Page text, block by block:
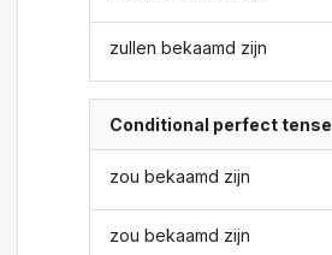
zullen bekaamd zijn
Conditional perfect tense
zou bekaamd zijn
zou bekaamd zijn